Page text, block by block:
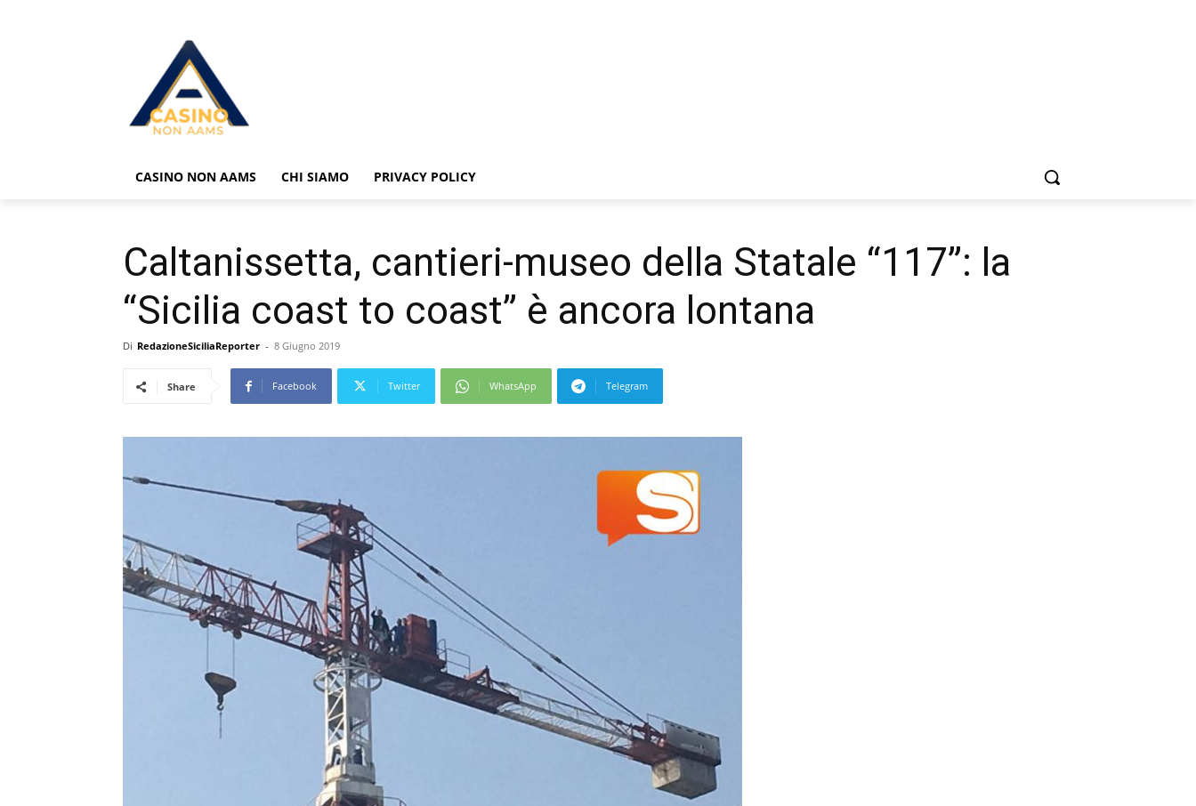
CASINO NON AAMS CHI SIAMO PRIVACY POLICY
Caltanissetta, cantieri-museo della Statale “117”: la
“Sicilia coast to coast” è ancora lontana
Di RedazioneSiciliaReporter - 8 Giugno 2019
Share Facebook Twitter WhatsApp Telegram